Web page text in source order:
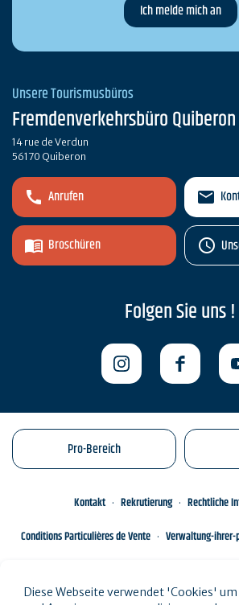
Unsere Tourismusbüros
Fremdenverkehrsbüro Quiberon
14 rue de Verdun
56170 Quiberon
Anrufen
Broschüren
Folgen Sie uns !
Pro-Bereich
Kontakt Rekrutierung
Rechtliche
Conditions Particulières de Vente
Verwaltung-ihrer-
Diese Webseite verwendet 'Cookies'